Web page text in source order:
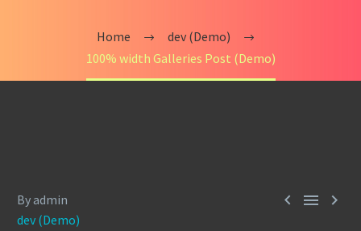
Home
dev (Demo)
100% width Galleries Post (Demo)
  
By admin
dev (Demo)